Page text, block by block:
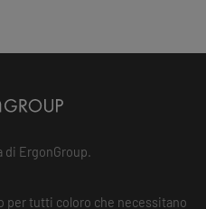
di ErgonGroup.
per tutti coloro che necessitano